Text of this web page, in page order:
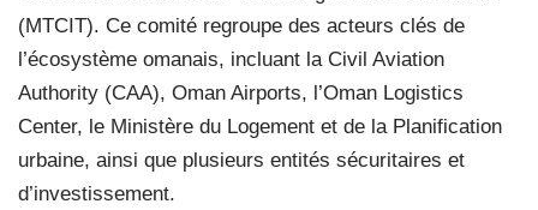
(MTCIT). Ce comité regroupe des acteurs clés de
l’écosystème omanais, incluant la Civil Aviation
Authority (CAA), Oman Airports, l’Oman Logistics
Center, le Ministère du Logement et de la Planification
urbaine, ainsi que plusieurs entités sécuritaires et
d’investissement.